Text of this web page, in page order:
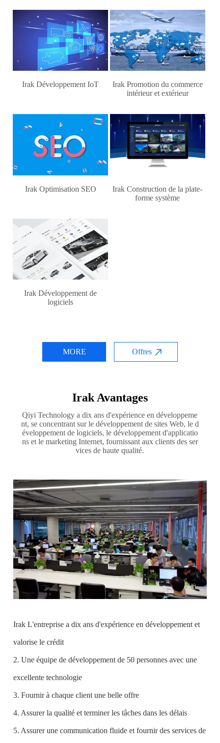
Irak Développement IoT
Irak Promotion du commerce
intérieur et extérieur
Irak Optimisation SEO
Irak Construction de la plate-
forme système
Irak Développement de
logiciels
MORE Offres
Irak Avantages
Qiyi Technology a dix ans d'expérience en développeme
nt, se concentrant sur le développement de sites Web, le d
éveloppement de logiciels, le développement d'applicatio
ns et le marketing Internet, fournissant aux clients des ser
vices de haute qualité.
Irak L'entreprise a dix ans d'expérience en développement et
valorise le crédit
2. Une équipe de développement de 50 personnes avec une
excellente technologie
3. Fournir à chaque client une belle offre
4. Assurer la qualité et terminer les tâches dans les délais
5. Assurer une communication fluide et fournir des services de